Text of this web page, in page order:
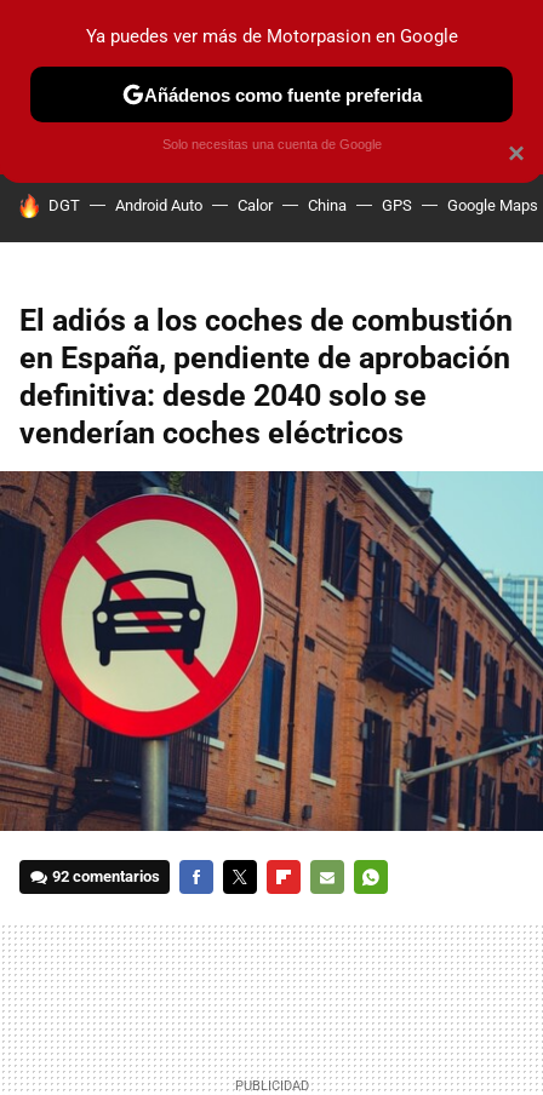
PRUEBAS COCHES ELÉCTRICOS OBSERVATORIO
HOY SE HABLA DE
DGT Android Auto Calor China GPS Google Maps
El adiós a los coches de combustión
en España, pendiente de aprobación
definitiva: desde 2040 solo se
venderían coches eléctricos
92 comentarios
MAIL
×
Ya puedes ver más de Motorpasion en Google
Añádenos como fuente preferida
Solo necesitas una cuenta de Google